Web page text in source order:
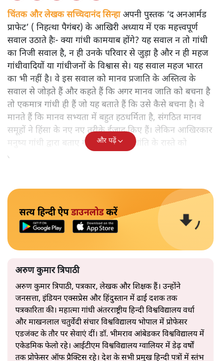
चिंतक और लेखक सच्चिदानंद सिन्हाअपनी पुस्तक ‘द अनआर्मड
प्राफेट’ ( निहत्था पैगंबर) के आखिरी अध्याय में एक महत्त्वपूर्ण
सवाल उठाते हैः- क्या गांधी कामयाब होंगे? यह सवाल न तो गांधी
का निजी सवाल है, न ही उनके परिवार से जुड़ा है और न ही महज
गांधीवादियों या गांधीजनों के विश्वास से। यह सवाल महज भारत
का भी नहीं है। वे इस सवाल को मानव प्रजाति के अस्तित्व के
सवाल से जोड़ते हैं और कहते हैं कि अगर मानव जाति को बचना है
तो एकमात्र गांधी ही हैं जो यह बताते हैं कि उसे कैसे बचना है। वे
मानते हैं कि मानव सभ्यता में बहुत हठधर्मिता है, संगठित मानव
समूहों ने हिंसा के नए नए तरीके ईजाद किए हैं। लेकिन आखिरकार
मनुष्य गांधी द्वारा बताए गए अहिंसा और शांति के रास्ते को
अपनाएगा।
और पढ़ें
सत्य हिन्दी ऐपडाउनलोडकरें
अरुण कुमार त्रिपाठी
अरुण कुमार त्रिपाठी, पत्रकार, लेखक और शिक्षक हैं। उन्होंने
जनसत्ता, इंडियन एक्सप्रेस और हिंदुस्तान में ढाई दशक तक
पत्रकारिता की। महात्मा गांधी अंतरराष्ट्रीय हिन्दी विश्वविद्यालय वर्धा
और माखनलाल चतुर्वेदी संचार विश्वविद्यालय भोपाल में प्रोफेसर
एडजंक्ट के तौर पर सेवाएं दीं। डॉ. भीमराव आंबेडकर विश्वविद्यालय में
एकेडमिक फेलो रहे। आईटीएम विश्वविद्यालय ग्वालियर में डेढ़ वर्षों
तक प्रोफेसर ऑफ प्रैक्टिस रहे। देश के सभी प्रमुख हिन्दी पत्रों में स्तंभ